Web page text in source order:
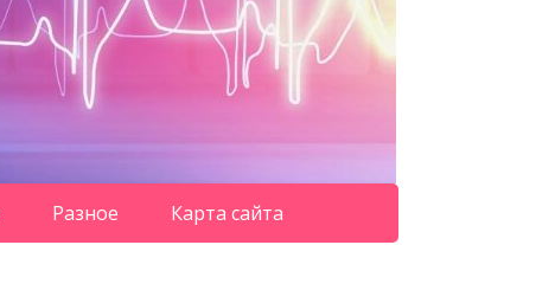
Разное Карта сайта